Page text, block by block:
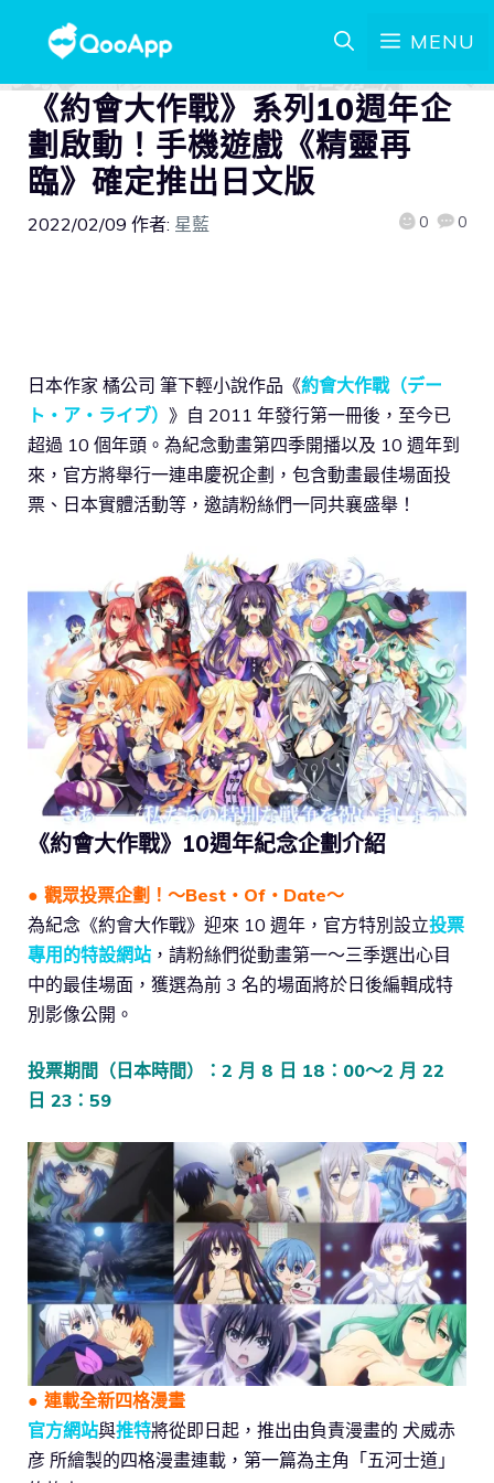
MENU
《約會大作戰》系列10週年企
劃啟動！手機遊戲《精靈再
臨》確定推出日文版
2022/02/09 作者: 星藍 0 0
日本作家 橘公司 筆下輕小說作品《約會大作戰（デー
ト・ア・ライブ） 》自 2011 年發行第一冊後，至今已
超過 10 個年頭。為紀念動畫第四季開播以及 10 週年到
來，官方將舉行一連串慶祝企劃，包含動畫最佳場面投
票、日本實體活動等，邀請粉絲們一同共襄盛舉！
《約會大作戰》10週年紀念企劃介紹
● 觀眾投票企劃！～Best・Of・Date～
為紀念《約會大作戰》迎來 10 週年，官方特別設立投票
專用的特設網站 ，請粉絲們從動畫第一～三季選出心目
中的最佳場面，獲選為前 3 名的場面將於日後編輯成特
別影像公開。
投票期間（日本時間）：2 月 8 日 18：00～2 月 22
日 23：59
● 連載全新四格漫畫
官方網站與推特將從即日起，推出由負責漫畫的 犬威赤
彦 所繪製的四格漫畫連載，第一篇為主角「五河士道」